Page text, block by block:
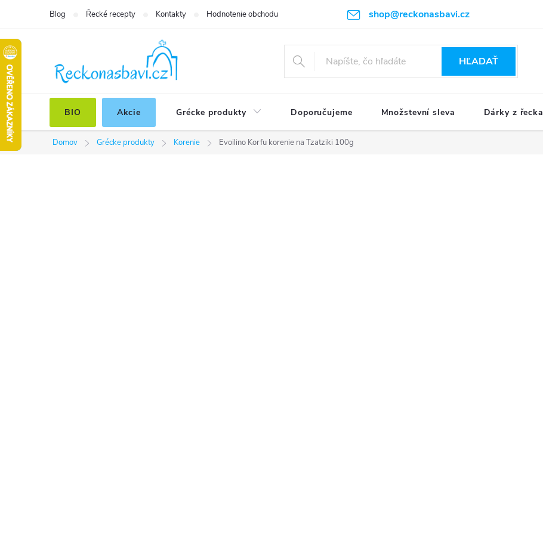
obsah
shop@reckonasbavi.cz
Blog Řecké recepty Kontakty Hodnotenie obchodu Podmienky ochrany osobných údajov Obchodné podmienky
HĽADAŤ
BIO Akcie Grécke produkty Doporučujeme Množstevní sleva Dárky z řecka
Domov Grécke produkty Korenie Evoilino Korfu korenie na Tzatziki 100g